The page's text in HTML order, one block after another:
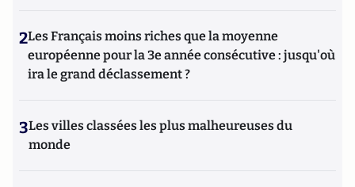
2Les Français moins riches que la moyenne
européenne pour la 3e année consécutive : jusqu'où
ira le grand déclassement ?
3Les villes classées les plus malheureuses du
monde